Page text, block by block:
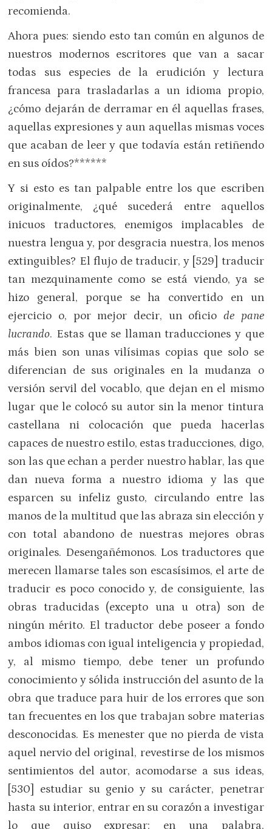
recomienda.
Ahora pues: siendo esto tan común en algunos de
nuestros modernos escritores que van a sacar
todas sus especies de la erudición y lectura
francesa para trasladarlas a un idioma propio,
¿cómo dejarán de derramar en él aquellas frases,
aquellas expresiones y aun aquellas mismas voces
que acaban de leer y que todavía están retiñendo
en sus oídos?******
Y si esto es tan palpable entre los que escriben
originalmente, ¿qué sucederá entre aquellos
inicuos traductores, enemigos implacables de
nuestra lengua y, por desgracia nuestra, los menos
extinguibles? El flujo de traducir, y [529] traducir
tan mezquinamente como se está viendo, ya se
hizo general, porque se ha convertido en un
ejercicio o, por mejor decir, un oficio de pane
lucrando. Estas que se llaman traducciones y que
más bien son unas vilísimas copias que solo se
diferencian de sus originales en la mudanza o
versión servil del vocablo, que dejan en el mismo
lugar que le colocó su autor sin la menor tintura
castellana ni colocación que pueda hacerlas
capaces de nuestro estilo, estas traducciones, digo,
son las que echan a perder nuestro hablar, las que
dan nueva forma a nuestro idioma y las que
esparcen su infeliz gusto, circulando entre las
manos de la multitud que las abraza sin elección y
con total abandono de nuestras mejores obras
originales. Desengañémonos. Los traductores que
merecen llamarse tales son escasísimos, el arte de
traducir es poco conocido y, de consiguiente, las
obras traducidas (excepto una u otra) son de
ningún mérito. El traductor debe poseer a fondo
ambos idiomas con igual inteligencia y propiedad,
y, al mismo tiempo, debe tener un profundo
conocimiento y sólida instrucción del asunto de la
obra que traduce para huir de los errores que son
tan frecuentes en los que trabajan sobre materias
desconocidas. Es menester que no pierda de vista
aquel nervio del original, revestirse de los mismos
sentimientos del autor, acomodarse a sus ideas,
[530] estudiar su genio y su carácter, penetrar
hasta su interior, entrar en su corazón a investigar
lo que quiso expresar; en una palabra,